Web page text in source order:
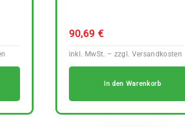
90,69 €
In den Warenkorb